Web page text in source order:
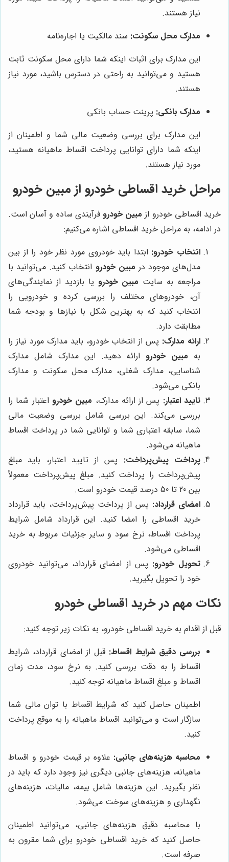
نیاز هستند.
مدارک محل سکونت: سند مالکیت یا اجاره‌نامه
این مدارک برای اثبات اینکه شما دارای محل سکونت ثابت
هستید و می‌توانید به راحتی در دسترس باشید، مورد نیاز
هستند.
مدارک بانکی: پرینت حساب بانکی
این مدارک برای بررسی وضعیت مالی شما و اطمینان از
اینکه شما دارای توانایی پرداخت اقساط ماهیانه هستید،
مورد نیاز هستند.
مراحل خرید اقساطی خودرو از مبین خودرو
خرید اقساطی خودرو از مبین خودرو فرآیندی ساده و آسان است.
در ادامه، به مراحل خرید اقساطی اشاره می‌کنیم:
انتخاب خودرو: ابتدا باید خودروی مورد نظر خود را از بین
مدل‌های موجود در مبین خودرو انتخاب کنید. می‌توانید با
مراجعه به سایت مبین خودرو یا بازدید از نمایندگی‌های
آن، خودروهای مختلف را بررسی کرده و خودرویی را
انتخاب کنید که به بهترین شکل با نیازها و بودجه شما
مطابقت دارد.
ارائه مدارک: پس از انتخاب خودرو، باید مدارک مورد نیاز را
به مبین خودروارائه دهید. این مدارک شامل مدارک
شناسایی، مدارک شغلی، مدارک محل سکونت و مدارک
بانکی می‌شود.
تایید اعتبار: پس از ارائه مدارک، مبین خودرو اعتبار شما را
بررسی می‌کند. این بررسی شامل بررسی وضعیت مالی
شما، سابقه اعتباری شما و توانایی شما در پرداخت اقساط
ماهیانه می‌شود.
پرداخت پیش‌پرداخت: پس از تایید اعتبار، باید مبلغ
پیش‌پرداخت را پرداخت کنید. مبلغ پیش‌پرداخت معمولاً
بین 20 تا 50 درصد قیمت خودرو است.
امضای قرارداد: پس از پرداخت پیش‌پرداخت، باید قرارداد
خرید اقساطی را امضا کنید. این قرارداد شامل شرایط
پرداخت اقساط، نرخ سود و سایر جزئیات مربوط به خرید
اقساطی می‌شود.
تحویل خودرو: پس از امضای قرارداد، می‌توانید خودروی
خود را تحویل بگیرید.
نکات مهم در خرید اقساطی خودرو
قبل از اقدام به خرید اقساطی خودرو، به نکات زیر توجه کنید:
بررسی دقیق شرایط اقساط: قبل از امضای قرارداد، شرایط
اقساط را به دقت بررسی کنید. به نرخ سود، مدت زمان
اقساط و مبلغ اقساط ماهیانه توجه کنید.
اطمینان حاصل کنید که شرایط اقساط با توان مالی شما
سازگار است و می‌توانید اقساط ماهیانه را به موقع پرداخت
کنید.
محاسبه هزینه‌های جانبی: علاوه بر قیمت خودرو و اقساط
ماهیانه، هزینه‌های جانبی دیگری نیز وجود دارد که باید در
نظر بگیرید. این هزینه‌ها شامل بیمه، مالیات، هزینه‌های
نگهداری و هزینه‌های سوخت می‌شود.
با محاسبه دقیق هزینه‌های جانبی، می‌توانید اطمینان
حاصل کنید که خرید اقساطی خودرو برای شما مقرون به
صرفه است.